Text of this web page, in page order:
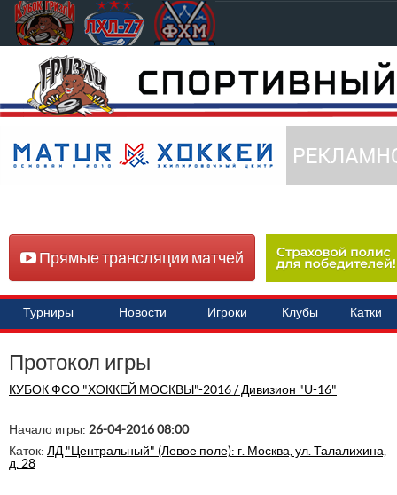
Прямые трансляции матчей
Турниры Новости Игроки Клубы Катки
Протокол игры
КУБОК ФСО "ХОККЕЙ МОСКВЫ"-2016 / Дивизион "U-16"
Начало игры: 26-04-2016 08:00
Каток: ЛД "Центральный" (Левое поле): г. Москва, ул. Талалихина,
д. 28